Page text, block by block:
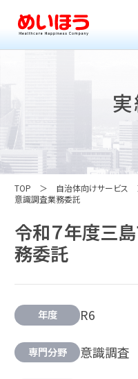
TOP 自治体向けサービス
意識調査業務委託
令和７年度三
務委託
年度 R6
専門分野 意識調査